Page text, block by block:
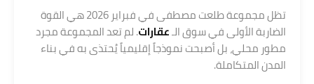
تظل مجموعة طلعت مصطفى في فبراير 2026 هي القوة
الضاربة الأولى في سوق الـعقارات. لم تعد المجموعة مجرد
مطور محلي، بل أصبحت نموذجاً إقليمياً يُحتذى به في بناء
المدن المتكاملة.